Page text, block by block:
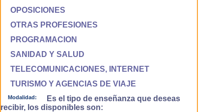
OPOSICIONES
OTRAS PROFESIONES
PROGRAMACION
SANIDAD Y SALUD
TELECOMUNICACIONES, INTERNET
TURISMO Y AGENCIAS DE VIAJE
Modalidad:
Es el tipo de enseñanza que deseas
recibir, los disponibles son: